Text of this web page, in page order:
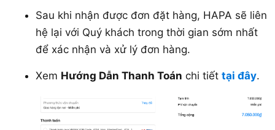
Sau khi nhận được đơn đặt hàng, HAPA sẽ liên
hệ lại với Quý khách trong thời gian sớm nhất
để xác nhận và xử lý đơn hàng.
Xem Hướng Dẫn Thanh Toán chi tiết tại đây.